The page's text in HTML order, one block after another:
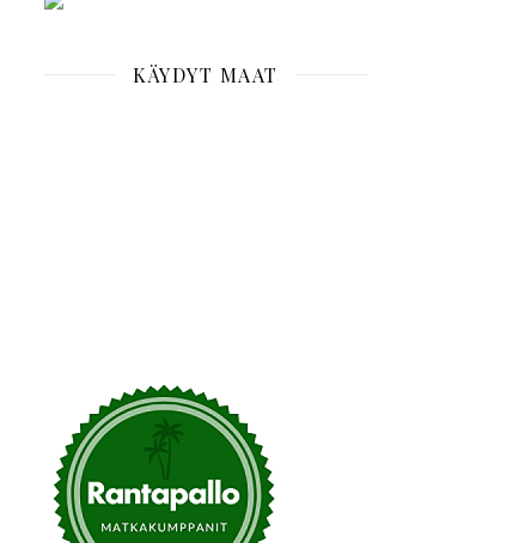
KÄYDYT MAAT